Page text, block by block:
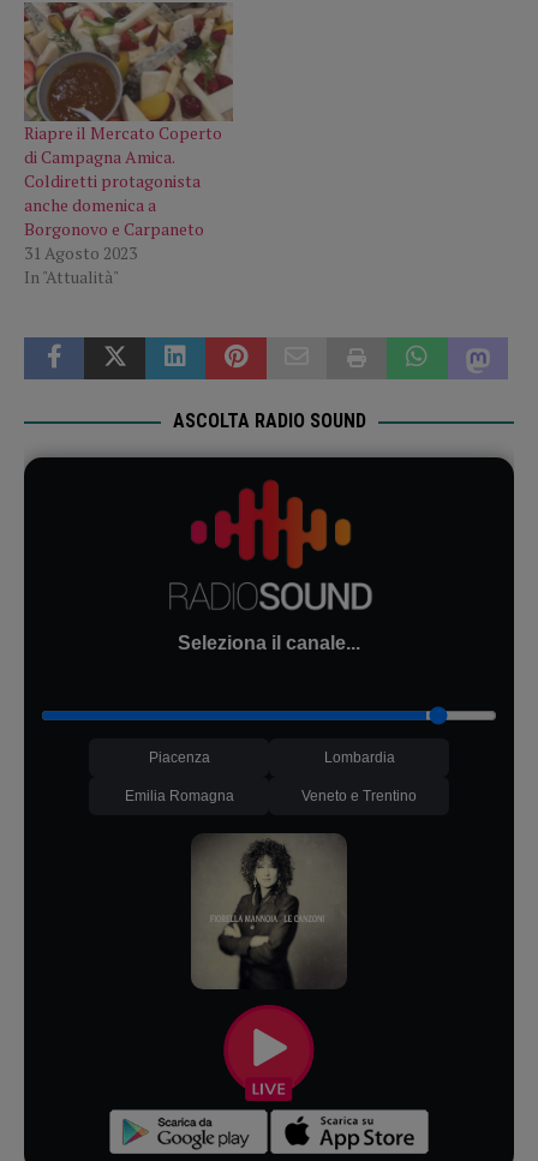
Riapre il Mercato Coperto
di Campagna Amica.
Coldiretti protagonista
anche domenica a
Borgonovo e Carpaneto
31 Agosto 2023
In "Attualità"
ASCOLTA RADIO SOUND
Seleziona il canale...
Piacenza Lombardia
Emilia Romagna Veneto e Trentino